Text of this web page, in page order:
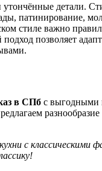
детали.
патинирование,
стиле важно
позволяет
в СПб с выгодными
с